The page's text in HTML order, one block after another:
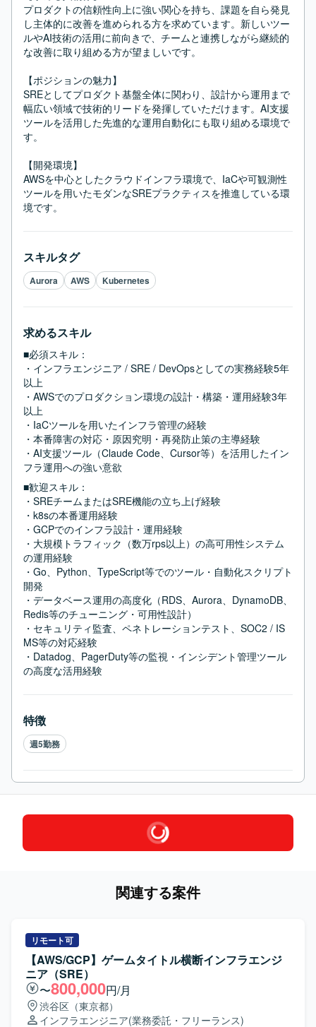
プロダクトの信頼性向上に強い関心を持ち、課題を自ら発見
し主体的に改善を進められる方を求めています。新しいツー
ルやAI技術の活用に前向きで、チームと連携しながら継続的
な改善に取り組める方が望ましいです。
【ポジションの魅力】
SREとしてプロダクト基盤全体に関わり、設計から運用まで
幅広い領域で技術的リードを発揮していただけます。AI支援
ツールを活用した先進的な運用自動化にも取り組める環境で
す。
【開発環境】
AWSを中心としたクラウドインフラ環境で、IaCや可観測性
ツールを用いたモダンなSREプラクティスを推進している環
境です。
スキルタグ
Aurora AWS Kubernetes
求めるスキル
■必須スキル：
・インフラエンジニア / SRE / DevOpsとしての実務経験5年
以上
・AWSでのプロダクション環境の設計・構築・運用経験3年
以上
・IaCツールを用いたインフラ管理の経験
・本番障害の対応・原因究明・再発防止策の主導経験
・AI支援ツール（Claude Code、Cursor等）を活用したイン
フラ運用への強い意欲
■歓迎スキル：
・SREチームまたはSRE機能の立ち上げ経験
・k8sの本番運用経験
・GCPでのインフラ設計・運用経験
・大規模トラフィック（数万rps以上）の高可用性システム
の運用経験
・Go、Python、TypeScript等でのツール・自動化スクリプト
開発
・データベース運用の高度化（RDS、Aurora、DynamoDB、
Redis等のチューニング・可用性設計）
・セキュリティ監査、ペネトレーションテスト、SOC2 / IS
MS等の対応経験
・Datadog、PagerDuty等の監視・インシデント管理ツール
の高度な活用経験
特徴
週5勤務
関連する案件
リモート可
【AWS/GCP】ゲームタイトル横断インフラエンジ
ニア（SRE）
〜800,000円/月
渋谷区（東京都）
インフラエンジニア(業務委託・フリーランス)